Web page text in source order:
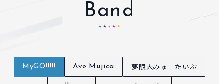
Band
MyGO!!!!! Ave Mujica 夢限大みゅーたいぷ